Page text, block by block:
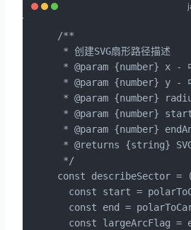
/**
* 创建SVG扇形路径描述
* @param {number} x -
* @param {number} y -
* @param {number}
* @param {number}
* @param {number}
* @returns {string} SVG
*/
const describeSector
const start =
const end =
const largeArcFlag =